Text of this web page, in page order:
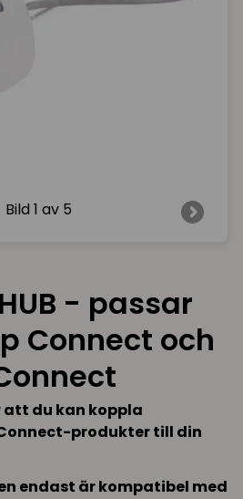
Bild1 av 5
- passar
Connect och
att du kan koppla
produkter till din
endast är kompatibel med